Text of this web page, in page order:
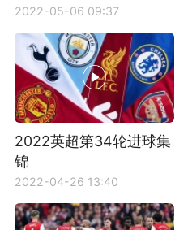
锦
2022-05-06 09:37
2022英超第34轮进球集
锦
2022-04-26 13:40